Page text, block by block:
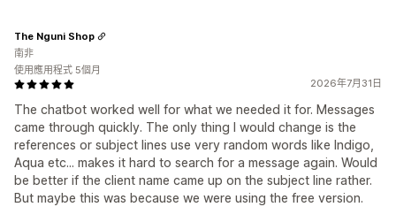
2026年7月31日
The chatbot worked well for what we needed it for. Messages
came through quickly. The only thing I would change is the
references or subject lines use very random words like Indigo,
Aqua etc... makes it hard to search for a message again. Would
be better if the client name came up on the subject line rather.
But maybe this was because we were using the free version.
The Nguni Shop
南非
使用應用程式 5個月